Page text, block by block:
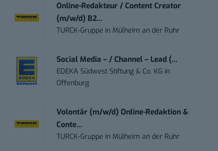
Online-Redakteur / Content Creator
(m/w/d) B2...
TURCK-Gruppe in Mülheim an der Ruhr
Social Media – / Channel – Lead (...
EDEKA Südwest Stiftung & Co. KG in
Offenburg
Volontär (m/w/d) Online-Redaktion &
Conte...
TURCK-Gruppe in Mülheim an der Ruhr